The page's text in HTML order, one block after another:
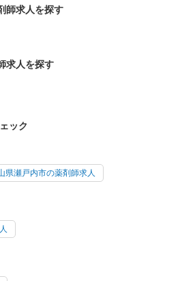
師求人を探す
求人を探す
ック
県瀬戸内市の薬剤師求人